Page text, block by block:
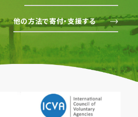
他の方法で寄付・支援する